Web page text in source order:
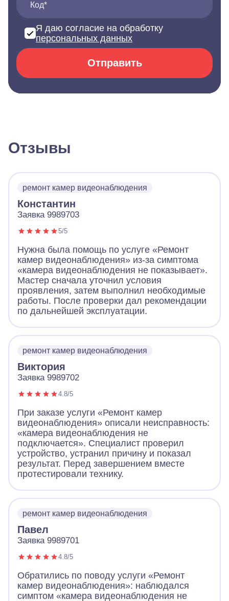
Код*
Я даю согласие на обработку
персональных данных
Отправить
Отзывы
ремонт камер видеонаблюдения
Константин
Заявка 9989703
5/5
Нужна была помощь по услуге «Ремонт
камер видеонаблюдения» из-за симптома
«камера видеонаблюдения не показывает».
Мастер сначала уточнил условия
проявления, затем выполнил необходимые
работы. После проверки дал рекомендации
по дальнейшей эксплуатации.
ремонт камер видеонаблюдения
Виктория
Заявка 9989702
4.8/5
При заказе услуги «Ремонт камер
видеонаблюдения» описали неисправность:
«камера видеонаблюдения не
подключается». Специалист проверил
устройство, устранил причину и показал
результат. Перед завершением вместе
протестировали технику.
ремонт камер видеонаблюдения
Павел
Заявка 9989701
4.8/5
Обратились по поводу услуги «Ремонт
камер видеонаблюдения»: наблюдался
симптом «камера видеонаблюдения не